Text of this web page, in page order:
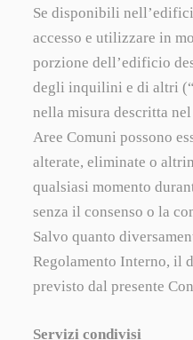
Se disponibili
accesso e utilizzare in
porzione dell’edificio
degli inquilini e di altri
nella misura descritta
Aree Comuni possono
alterate, eliminate o
qualsiasi momento
senza il consenso o la
Salvo quanto
Regolamento Interno, il
previsto dal presente
Servizi condivisi